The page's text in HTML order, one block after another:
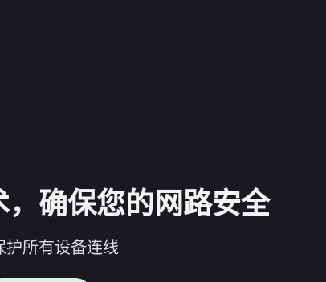
确保您的网路安全
护所有设备连线